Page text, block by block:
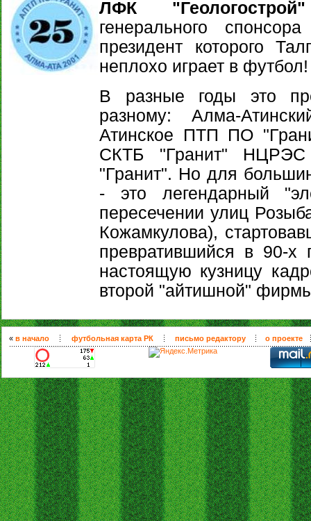
ЛФК "Геологострой"
генерального
президент которого
неплохо играет в футбол!
В разные годы это
разному: Алма-
Атинское ПТП ПО
СКТБ "Гранит"
"Гранит". Но для
- это легендарный
пересечении улиц
Кожамкулова),
превратившийся в 90-х
настоящую кузницу
второй "айтишной"
« в начало футбольная карта РК письмо редактору о проекте